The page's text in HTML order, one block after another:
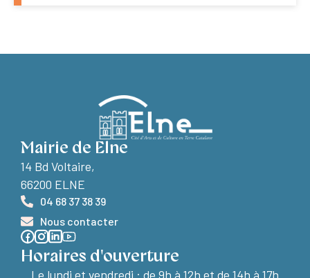
Mairie de Elne
14 Bd Voltaire,
66200 ELNE
04 68 37 38 39
Nous contacter
Horaires d'ouverture
Le lundi et vendredi : de 9h à 12h et de 14h à 17h